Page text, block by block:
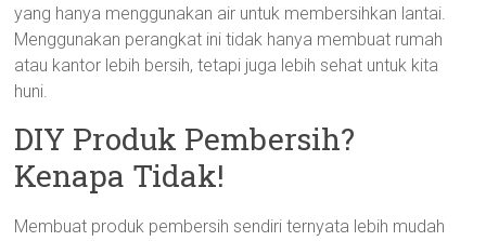
yang hanya menggunakan air untuk membersihkan lantai.
Menggunakan perangkat ini tidak hanya membuat rumah
atau kantor lebih bersih, tetapi juga lebih sehat untuk kita
huni.
DIY Produk Pembersih?
Kenapa Tidak!
Membuat produk pembersih sendiri ternyata lebih mudah